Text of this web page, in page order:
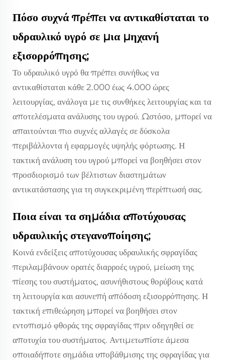
Πόσο συχνά πρέπει να αντικαθίσταται το
υδραυλικό υγρό σε μια μηχανή
εξισορρόπησης;
Το υδραυλικό υγρό θα πρέπει συνήθως να
αντικαθίσταται κάθε 2.000 έως 4.000 ώρες
λειτουργίας, ανάλογα με τις συνθήκες λειτουργίας και τα
αποτελέσματα ανάλυσης του υγρού. Ωστόσο, μπορεί να
απαιτούνται πιο συχνές αλλαγές σε δύσκολα
περιβάλλοντα ή εφαρμογές υψηλής φόρτωσης. Η
τακτική ανάλυση του υγρού μπορεί να βοηθήσει στον
προσδιορισμό των βέλτιστων διαστημάτων
αντικατάστασης για τη συγκεκριμένη περίπτωσή σας.
Ποια είναι τα σημάδια αποτύχουσας
υδραυλικής στεγανοποίησης;
Κοινά ενδείξεις αποτύχουσας υδραυλικής σφραγίδας
περιλαμβάνουν ορατές διαρροές υγρού, μείωση της
πίεσης του συστήματος, ασυνήθιστους θορύβους κατά
τη λειτουργία και ασυνεπή απόδοση εξισορρόπησης. Η
τακτική επιθεώρηση μπορεί να βοηθήσει στον
εντοπισμό φθοράς της σφραγίδας πριν οδηγηθεί σε
αποτυχία του συστήματος. Αντιμετωπίστε άμεσα
οποιαδήποτε σημάδια υποβάθμισης της σφραγίδας για